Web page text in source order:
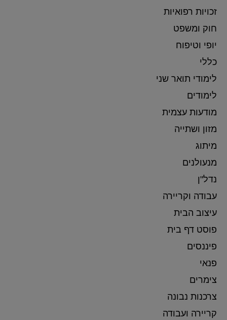
זכויות רפואיות
חוק ומשפט
יופי וטיפוח
כללי
לימודי תואר שני
לימודים
מודעות עצמית
מזון ושתייה
מיתוג
מנעולנים
נדל"ן
עבודה וקריירה
עיצוב הבית
פוסט דף בית
פיננסים
פנאי
צימרים
צרכנות נבונה
קריירה ועבודה